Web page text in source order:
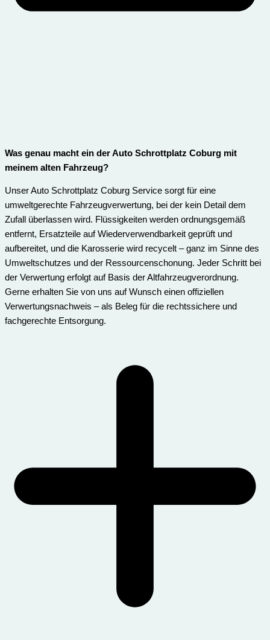
Was genau macht ein der Auto Schrottplatz Coburg mit
meinem alten Fahrzeug?
Unser Auto Schrottplatz Coburg Service sorgt für eine
umweltgerechte Fahrzeugverwertung, bei der kein Detail dem
Zufall überlassen wird. Flüssigkeiten werden ordnungsgemäß
entfernt, Ersatzteile auf Wiederverwendbarkeit geprüft und
aufbereitet, und die Karosserie wird recycelt – ganz im Sinne des
Umweltschutzes und der Ressourcenschonung. Jeder Schritt bei
der Verwertung erfolgt auf Basis der Altfahrzeugverordnung.
Gerne erhalten Sie von uns auf Wunsch einen offiziellen
Verwertungsnachweis – als Beleg für die rechtssichere und
fachgerechte Entsorgung.